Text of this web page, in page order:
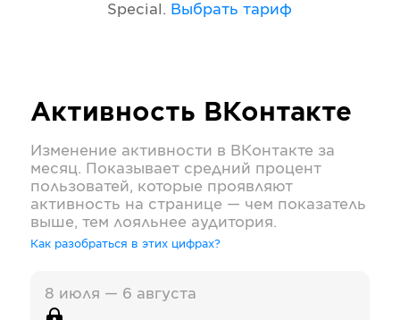
Special . Выбрать тариф
Активность ВКонтакте
Изменение активности в ВКонтакте за
месяц. Показывает средний процент
пользоватей, которые проявляют
активность на странице — чем показатель
выше, тем лояльнее аудитория.
Как разобраться в этих цифрах?
8 июля — 6 августа